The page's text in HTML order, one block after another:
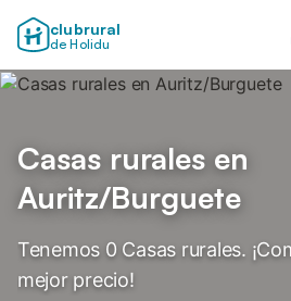
clubrural
de Holidu
Casas rurales en
Auritz/Burguete
Tenemos 0 Casas rurales.
mejor precio!